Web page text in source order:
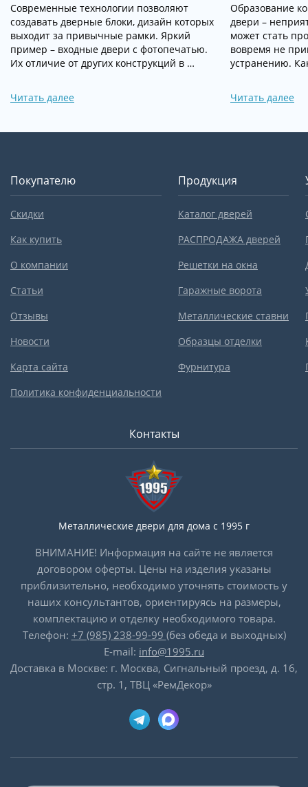
Современные технологии позволяют
создавать дверные блоки, дизайн которых
выходит за привычные рамки. Яркий
пример – входные двери с фотопечатью.
Их отличие от других конструкций в …
Читать далее
Образование
двери –
может стать
вовремя не
устранению.
Читать далее
Покупателю
Скидки
Как купить
О компании
Статьи
Отзывы
Новости
Карта сайта
Политика конфиденциальности
Продукция
Каталог дверей
РАСПРОДАЖА дверей
Решетки на окна
Гаражные ворота
Металлические ставни
Образцы отделки
Фурнитура
Контакты
Металлические двери для дома с 1995 г
ВНИМАНИЕ! Информация на сайте не является
договором оферты. Цены на изделия указаны
приблизительно, необходимо уточнять стоимость у
наших консультантов, ориентируясь на размеры,
комплектацию и отделку необходимого товара.
Телефон: +7 (985) 238-99-99 (без обеда и выходных)
E-mail: info@1995.ru
Доставка в Москве: г. Москва, Сигнальный проезд, д. 16,
стр. 1, ТВЦ «РемДекор»